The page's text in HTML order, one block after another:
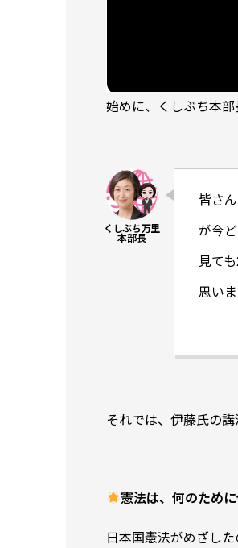
始めに、くしぶち本部
皆さ
が今
見て
思い
それでは、伊藤氏の
憲法は、何のため
日本国憲法がめざした